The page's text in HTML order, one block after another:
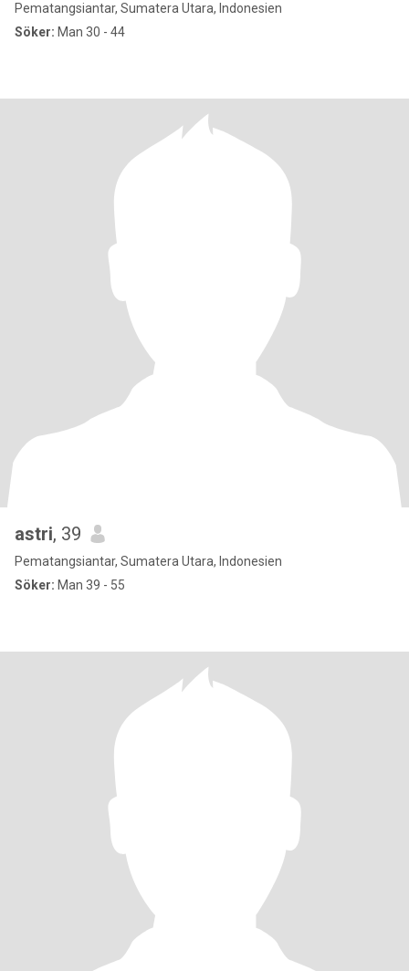
Pematangsiantar, Sumatera Utara, Indonesien
Söker: Man 30 - 44
astri, 39
Pematangsiantar, Sumatera Utara, Indonesien
Söker: Man 39 - 55